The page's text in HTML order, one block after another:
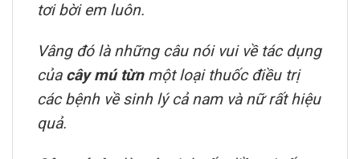
tơi bời em luôn.
Vâng đó là những câu nói vui về tác dụng
của cây mú từn một loại thuốc điều trị
các bệnh về sinh lý cả nam và nữ rất hiệu
quả.